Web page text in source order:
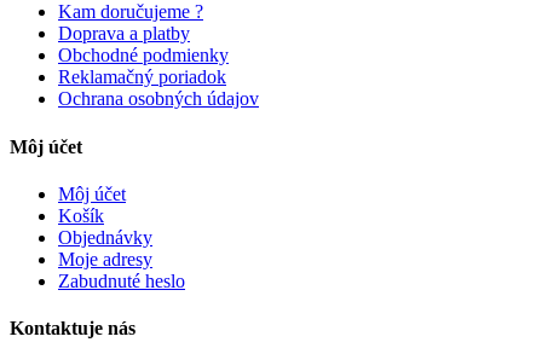
Kam doručujeme ?
Doprava a platby
Obchodné podmienky
Reklamačný poriadok
Ochrana osobných údajov
Môj účet
Môj účet
Košík
Objednávky
Moje adresy
Zabudnuté heslo
Kontaktuje nás